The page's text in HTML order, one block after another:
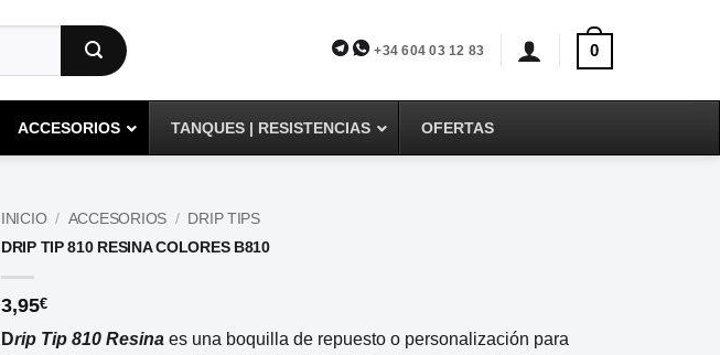
+34 604 03 12 83 0
ACCESORIOS TANQUES | RESISTENCIAS OFERTAS
INICIO / ACCESORIOS / DRIP TIPS
DRIP TIP 810 RESINA COLORES B810
3,95€
Drip Tip 810 Resina es una boquilla de repuesto o personalización para